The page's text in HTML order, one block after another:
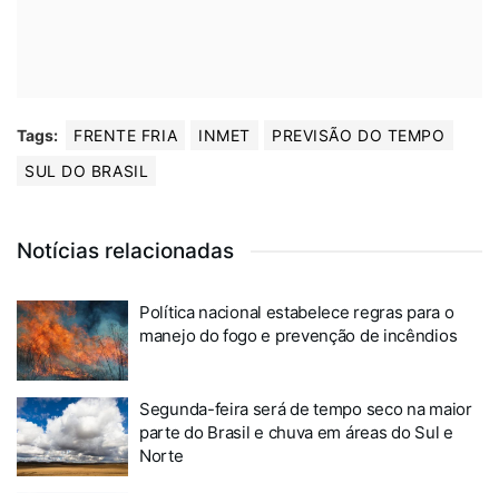
Tags: FRENTE FRIA INMET
PREVISÃO DO TEMPO
SUL DO BRASIL
Notícias relacionadas
Política nacional estabelece regras para o
manejo do fogo e prevenção de incêndios
Segunda-feira será de tempo seco na maior
parte do Brasil e chuva em áreas do Sul e
Norte